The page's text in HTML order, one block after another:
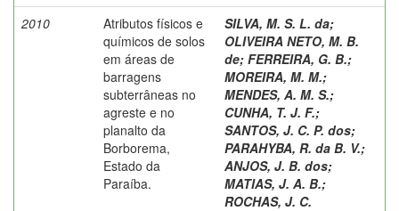
2010
Atributos físicos e
químicos de solos
em áreas de
barragens
subterrâneas no
agreste e no
planalto da
Borborema,
Estado da
Paraíba.
SILVA, M. S. L. da;
OLIVEIRA NETO, M. B.
de; FERREIRA, G. B.;
MOREIRA, M. M.;
MENDES, A. M. S.;
CUNHA, T. J. F.;
SANTOS, J. C. P. dos;
PARAHYBA, R. da B. V.;
ANJOS, J. B. dos;
MATIAS, J. A. B.;
ROCHAS, J. C.